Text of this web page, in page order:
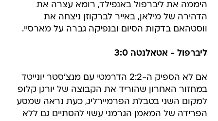
היממה את ליברפול באנפילד, רומא עצרה את
הדהירה של מילאן, באייר לברקוזן ניצחה את
ווסטהאם בדקות הסיום ובנפיקה גברה על מארסיי.
ליברפול - אטאלנטה 3:0
אם לא הספיק ה-2:2 הדרמטי עם מנצ'סטר יונייטד
במחזור האחרון שהוריד את הקבוצה של יורגן קלופ
למקום השני בטבלת הפרמיירליג, כעת נראה שמסע
הפרידה של המאמן הגרמני עשוי להסתיים גם ללא